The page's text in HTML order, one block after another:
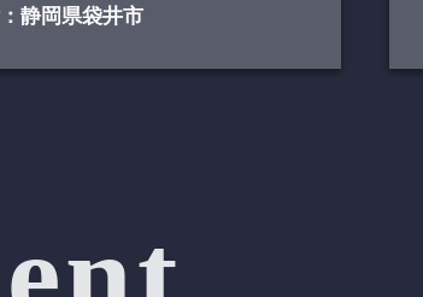
静岡県袋井市